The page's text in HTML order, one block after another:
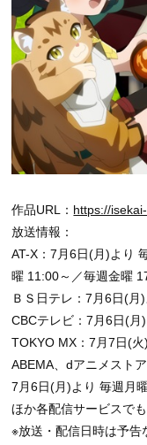
作品URL： https://
放送情報：
AT-X：7月6日(月)より
曜 11:00～／毎週金曜
ＢＳ日テレ：7月6日(月
CBCテレビ：7月6日(月
TOKYO MX：7月7日(
ABEMA、dアニメスト
7月6日(月)より 毎週月
ほか各配信サービスで
※放送・配信日時は予告